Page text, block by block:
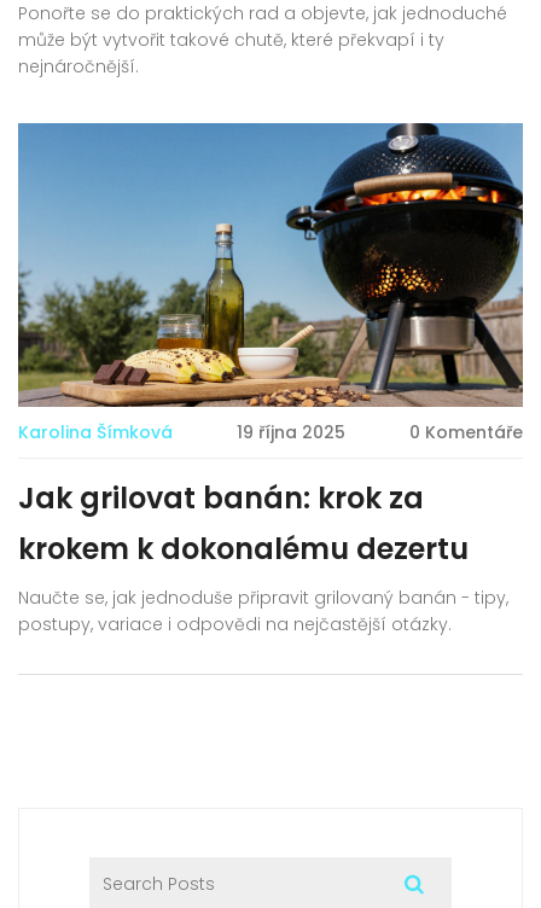
Ponořte se do praktických rad a objevte, jak jednoduché
může být vytvořit takové chutě, které překvapí i ty
nejnáročnější.
Karolina Šímková 19 října 2025 0 Komentáře
Jak grilovat banán: krok za
krokem k dokonalému dezertu
Naučte se, jak jednoduše připravit grilovaný banán - tipy,
postupy, variace i odpovědi na nejčastější otázky.